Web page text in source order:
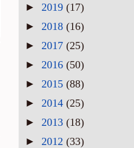
► 2019 (17)
► 2018 (16)
► 2017 (25)
► 2016 (50)
► 2015 (88)
► 2014 (25)
► 2013 (18)
► 2012 (33)